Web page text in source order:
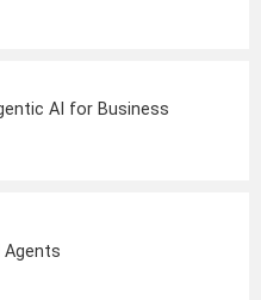
AI for Business